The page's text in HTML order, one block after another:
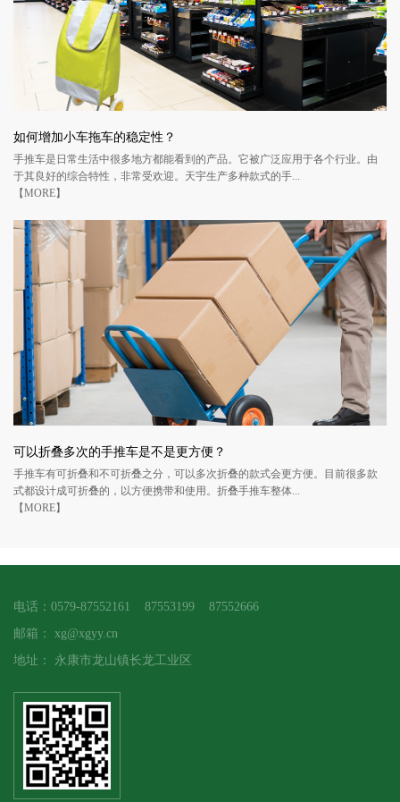
如何增加小车拖车的稳定性？
手推车是日常生活中很多地方都能看到的产品。它被广泛应用于各个行业。由
于其良好的综合特性，非常受欢迎。天宇生产多种款式的手...
【MORE】
可以折叠多次的手推车是不是更方便？
手推车有可折叠和不可折叠之分，可以多次折叠的款式会更方便。目前很多款
式都设计成可折叠的，以方便携带和使用。折叠手推车整体...
【MORE】
电话：0579-87552161 87553199 87552666
邮箱：
xg@xgyy.cn
地址：
永康市龙山镇长龙工业区